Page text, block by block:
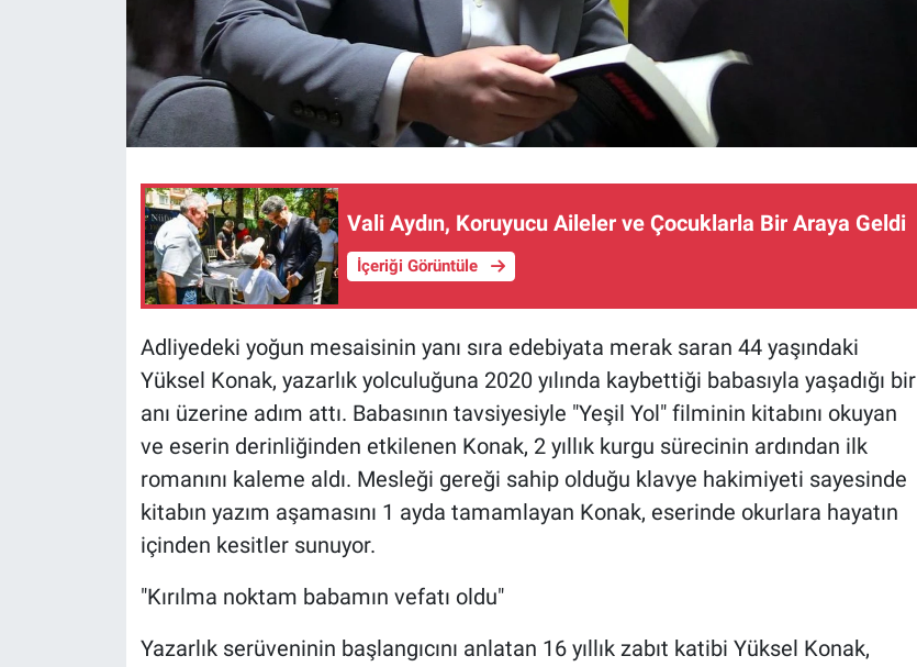
Vali Aydın, Koruyucu Aileler ve Çocuklarla Bir Araya Geldi
İçeriği Görüntüle
Adliyedeki yoğun mesaisinin yanı sıra edebiyata merak saran 44 yaşındaki
Yüksel Konak, yazarlık yolculuğuna 2020 yılında kaybettiği babasıyla yaşadığı bir
anı üzerine adım attı. Babasının tavsiyesiyle "Yeşil Yol" filminin kitabını okuyan
ve eserin derinliğinden etkilenen Konak, 2 yıllık kurgu sürecinin ardından ilk
romanını kaleme aldı. Mesleği gereği sahip olduğu klavye hakimiyeti sayesinde
kitabın yazım aşamasını 1 ayda tamamlayan Konak, eserinde okurlara hayatın
içinden kesitler sunuyor.
"Kırılma noktam babamın vefatı oldu"
Yazarlık serüveninin başlangıcını anlatan 16 yıllık zabıt katibi Yüksel Konak,